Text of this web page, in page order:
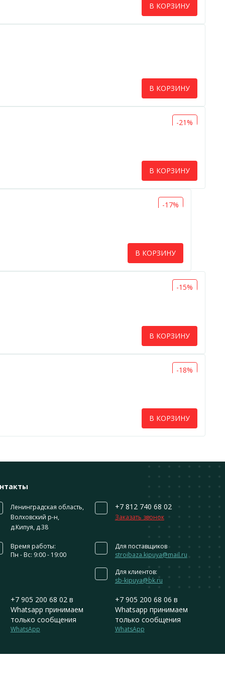
В КОРЗИНУ
В КОРЗИНУ
-21%
В КОРЗИНУ
-17%
В КОРЗИНУ
-15%
В КОРЗИНУ
-18%
В КОРЗИНУ
Ленинградская область,
Волховский р-н,
д.Кипуя, д.38
+7 812 740 68 02
Заказать звонок
Время работы:
Пн - Вс: 9:00 - 19:00
Для поставщиков
stroibaza.kipuya@mail.ru
Для клиентов:
sb-kipuya@bk.ru
+7 905 200 68 02в
Whatsapp принимаем
только сообщения
WhatsApp
+7 905 200 68 06 в
Whatsapp принимаем
только сообщения
WhatsApp